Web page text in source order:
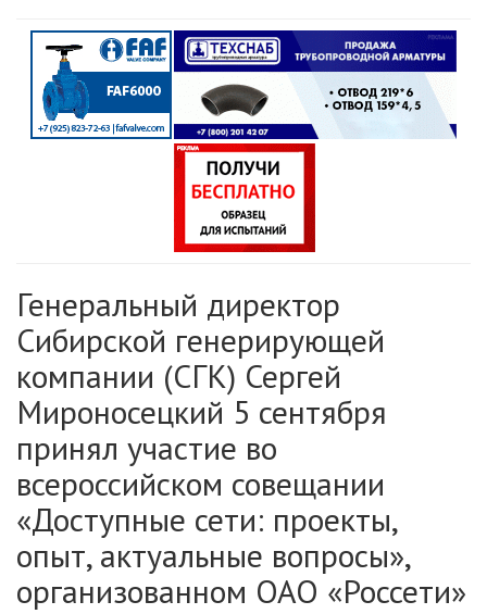
Генеральный директор
Сибирской генерирующей
компании (СГК) Сергей
Мироносецкий 5 сентября
принял участие во
всероссийском совещании
«Доступные сети: проекты,
опыт, актуальные вопросы»,
организованном ОАО «Россети»